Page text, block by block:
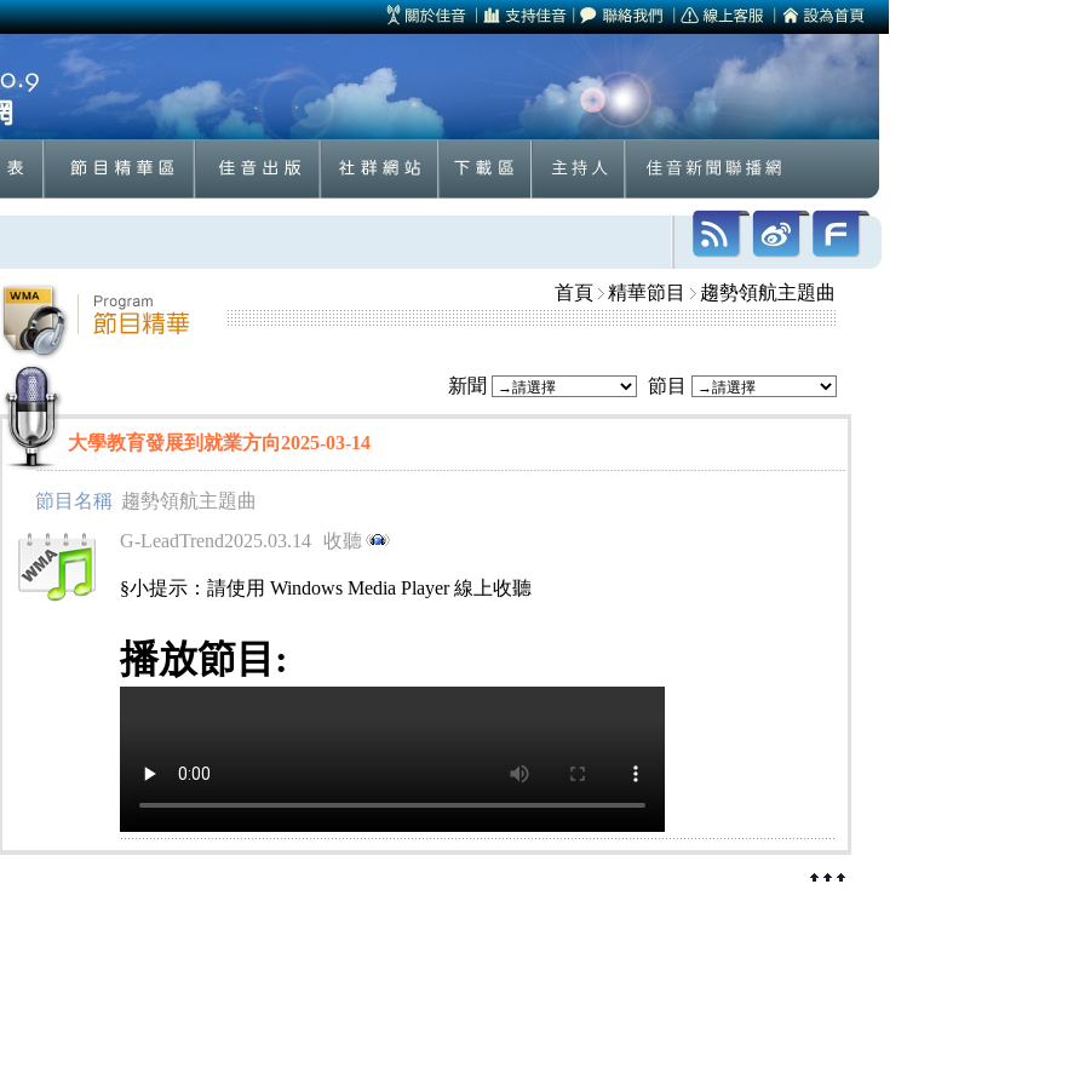
首頁 精華節目 趨勢領航主題曲
新聞 節目
大學教育發展到就業方向2025-03-14
節目名稱 趨勢領航主題曲
G-LeadTrend2025.03.14
收聽
§小提示：請使用 Windows Media Player 線上收聽
播放節目: